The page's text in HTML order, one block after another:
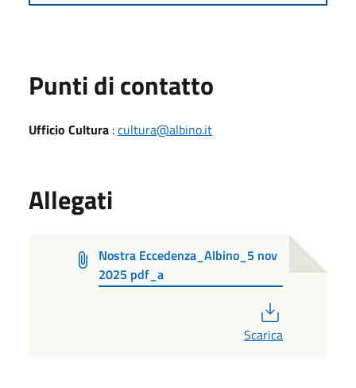
Punti di contatto
Ufficio Cultura :cultura@albino.it
Allegati
Nostra Eccedenza_Albino_5 nov
2025 pdf_a
Scarica